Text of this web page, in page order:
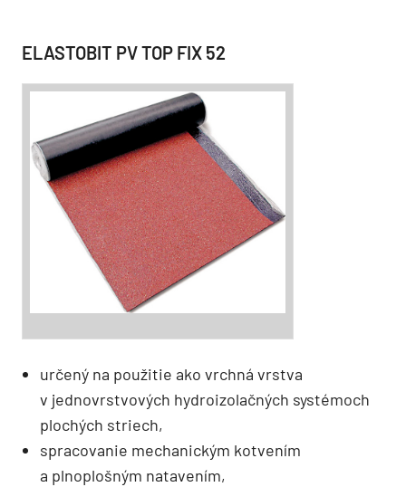
ELASTOBIT PV TOP FIX 52
určený na použitie ako vrchná vrstva
v jednovrstvových hydroizolačných systémoch
plochých striech,
spracovanie mechanickým kotvením
a plnoplošným natavením,